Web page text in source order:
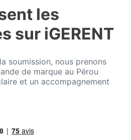
les
sur iGERENT
soumission, nous prenons
de marque au Pérou
et un accompagnement